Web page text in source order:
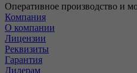
Оперативное производство и
Компания
О компании
Лицензии
Реквизиты
Гарантия
Дилерам